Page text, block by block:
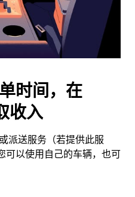
时间，在
收入
派送服务（若提供此服
可以使用自己的车辆，也可